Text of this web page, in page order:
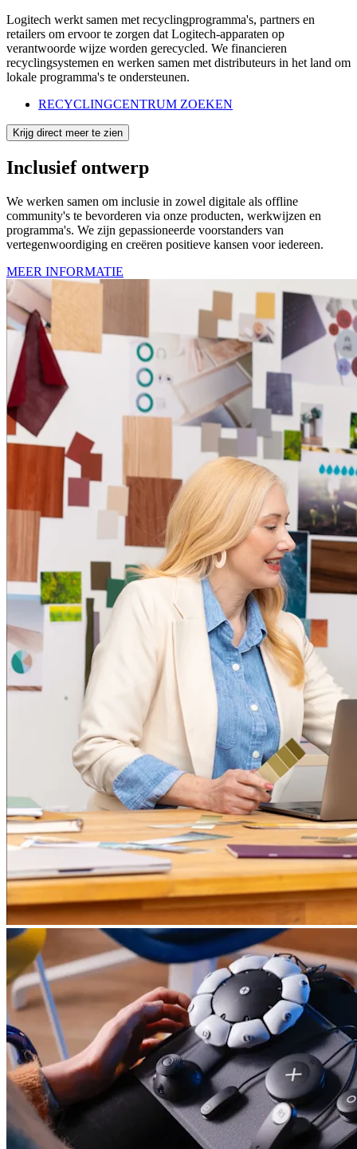
Logitech werkt samen met recyclingprogramma's, partners en
retailers om ervoor te zorgen dat Logitech-apparaten op
verantwoorde wijze worden gerecycled. We financieren
recyclingsystemen en werken samen met distributeurs in het land om
lokale programma's te ondersteunen.
RECYCLINGCENTRUM ZOEKEN
Krijg direct meer te zien
Inclusief ontwerp
We werken samen om inclusie in zowel digitale als offline
community's te bevorderen via onze producten, werkwijzen en
programma's. We zijn gepassioneerde voorstanders van
vertegenwoordiging en creëren positieve kansen voor iedereen.
MEER INFORMATIE